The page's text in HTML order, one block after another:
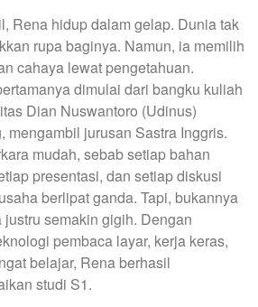
Rena hidup dalam gelap. Dunia tak
rupa baginya. Namun, ia memilih
cahaya lewat pengetahuan.
dimulai dari bangku kuliah
Dian Nuswantoro (Udinus)
mengambil jurusan Sastra Inggris.
mudah, sebab setiap bahan
presentasi, dan setiap diskusi
berlipat ganda. Tapi, bukannya
justru semakin gigih. Dengan
pembaca layar, kerja keras,
belajar, Rena berhasil
studi S1.